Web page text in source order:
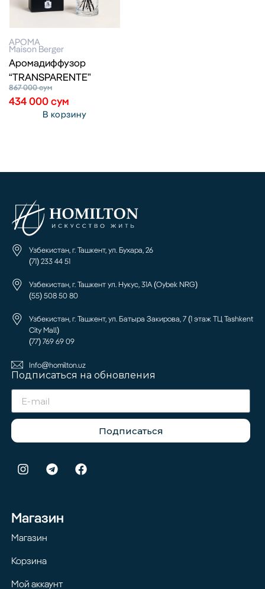
АРОМА
Maison Berger
Аромадиффузор
“TRANSPARENTE”
867 000сум
434 000сум
В корзину
Узбекистан, г. Ташкент, ул. Бухара, 26
(71) 233 44 51
Узбекистан, г. Ташкент ул. Нукус, 31А (Oybek NRG)
(55) 508 50 80
Узбекистан, г. Ташкент, ул. Батыра Закирова, 7 (1 этаж ТЦ Tashkent
City Mall)
(77) 769 69 09
Info@homilton.uz
Подписаться на обновления
Подписаться
Магазин
Магазин
Корзина
Мой аккаунт